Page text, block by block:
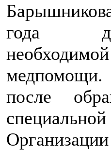
года
необходимой
после
Организации